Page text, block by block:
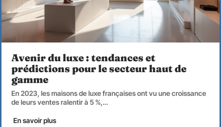
Avenir du luxe : tendances et
prédictions pour le secteur haut de
gamme
En 2023, les maisons de luxe françaises ont vu une croissance
de leurs ventes ralentir à 5 %,…
En savoir plus